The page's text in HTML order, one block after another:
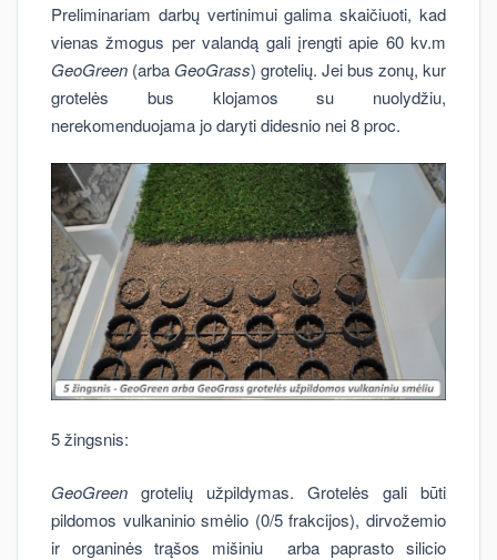
Preliminariam darbų vertinimui galima skaičiuoti, kad
vienas žmogus per valandą gali įrengti apie 60 kv.m
GeoGreen (arba GeoGrass) grotelių. Jei bus zonų, kur
grotelės bus klojamos su nuolydžiu,
nerekomenduojama jo daryti didesnio nei 8 proc.
5 žingsnis:
GeoGreen grotelių užpildymas. Grotelės gali būti
pildomos vulkaninio smėlio (0/5 frakcijos), dirvožemio
ir organinės trąšos mišiniu arba paprasto silicio